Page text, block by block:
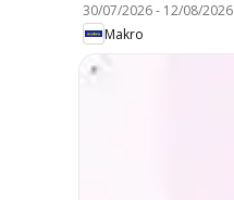
30/07/2026- 12/08/2026
Makro